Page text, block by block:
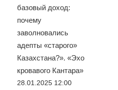
базовый доход:
почему
заволновались
адепты «старого»
Казахстана?». «Эхо
кровавого Кантара»
28.01.2025 12:00